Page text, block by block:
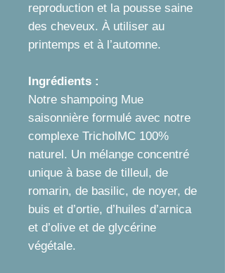
reproduction et la pousse saine
des cheveux. À utiliser au
printemps et à l’automne.
Ingrédients :
Notre shampoing Mue
saisonnière formulé avec notre
complexe TricholMC 100%
naturel. Un mélange concentré
unique à base de tilleul, de
romarin, de basilic, de noyer, de
buis et d’ortie, d’huiles d’arnica
et d’olive et de glycérine
végétale.